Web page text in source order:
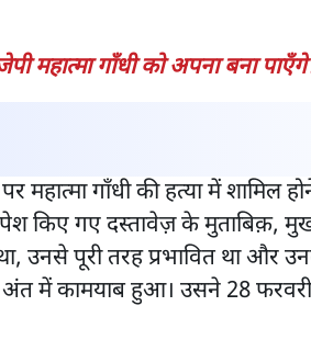
महात्मा गाँधी को अपना बना
गाँधी की हत्या में शामिल
किए गए दस्तावेज़ के मुताबिक़,
उनसे पूरी तरह प्रभावित था और
अंत में कामयाब हुआ। उसने 28